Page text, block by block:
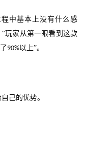
中基本上没有什么感
“玩家从第一眼看到这款
90%以上”。
己的优势。